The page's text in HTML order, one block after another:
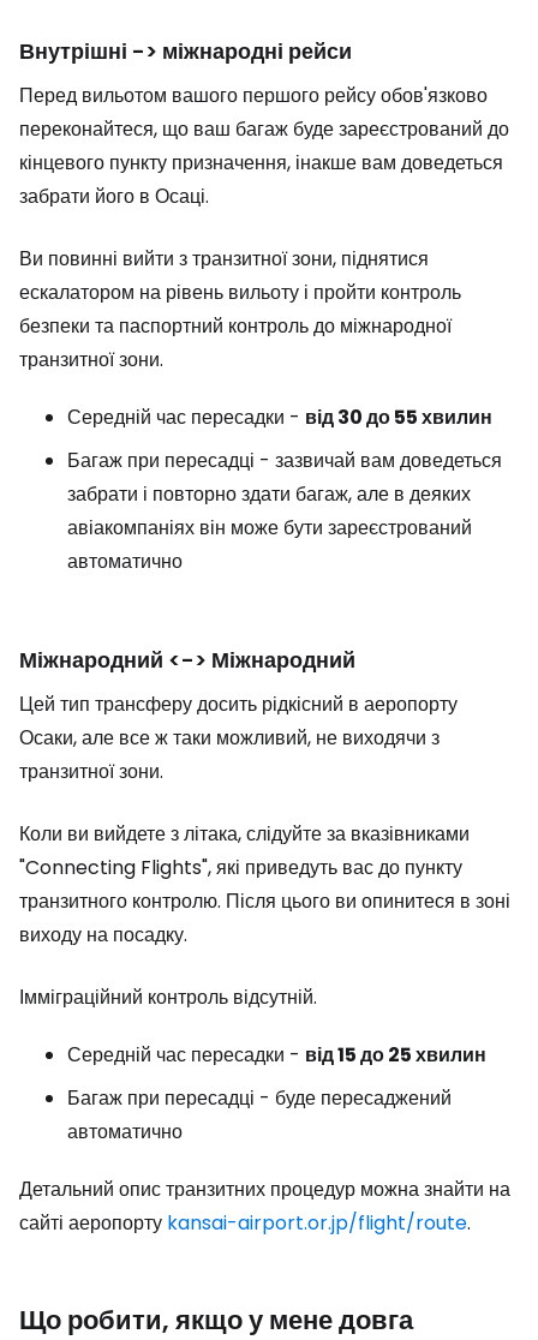
Внутрішні -> міжнародні рейси
Перед вильотом вашого першого рейсу обов'язково
переконайтеся, що ваш багаж буде зареєстрований до
кінцевого пункту призначення, інакше вам доведеться
забрати його в Осаці.
Ви повинні вийти з транзитної зони, піднятися
ескалатором на рівень вильоту і пройти контроль
безпеки та паспортний контроль до міжнародної
транзитної зони.
Середній час пересадки - від 30 до 55 хвилин
Багаж при пересадці - зазвичай вам доведеться
забрати і повторно здати багаж, але в деяких
авіакомпаніях він може бути зареєстрований
автоматично
Міжнародний <-> Міжнародний
Цей тип трансферу досить рідкісний в аеропорту
Осаки, але все ж таки можливий, не виходячи з
транзитної зони.
Коли ви вийдете з літака, слідуйте за вказівниками
"Connecting Flights", які приведуть вас до пункту
транзитного контролю. Після цього ви опинитеся в зоні
виходу на посадку.
Імміграційний контроль відсутній.
Середній час пересадки - від 15 до 25 хвилин
Багаж при пересадці - буде пересаджений
автоматично
Детальний опис транзитних процедур можна знайти на
сайті аеропорту kansai-airport.or.jp/flight/route.
Що робити, якщо у мене довга